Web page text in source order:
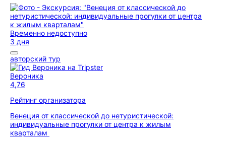
Временно недоступно
3 дня
авторский тур
Вероника
4,76
Рейтинг организатора
Венеция от классической до нетуристической:
индивидуальные прогулки от центра к жилым
кварталам